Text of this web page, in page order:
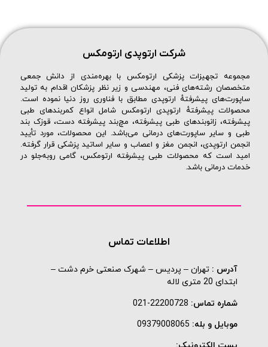
شرکت ارتوپدی ارتومکس
مجموعه تجهیزات پزشکی ارتومکس با بهره‌مندی از دانش جمعی
متخصصان رشته‌های فنی، مهندسی و زیر نظر پزشکان اقدام به تولید
ساپورت‌های پیشرفتهٔ ارتوپدی مطابق با فناوری روز دنیا نموده است.
محصولات پیشرفتهٔ ارتوپدی ارتومکس شامل انواع کمربندهای طبی
پیشرفته، زانوبندهای طبی پیشرفته، مچ‌بند پیشرفته دست، قوزک بند
طبی و سایر ساپورت‌های درمانی می‌باشد. این محصولات، مورد تأیید
انجمن ارتوپدی، انجمن مغز و اعصاب و سایر اساتید پزشکی قرار گرفته.
امید است که محصولات طبی پیشرفته ارتومکس، گامی روبه‌جلو در
خدمات درمانی باشد.
اطلاعات تماس
آدرس : تهران – پردیس – شهرک صنعتی خرم دشت –
ابتدای 20 متری لاله
شماره تماس: 22200728-021
موبایل و بله: 09379008065